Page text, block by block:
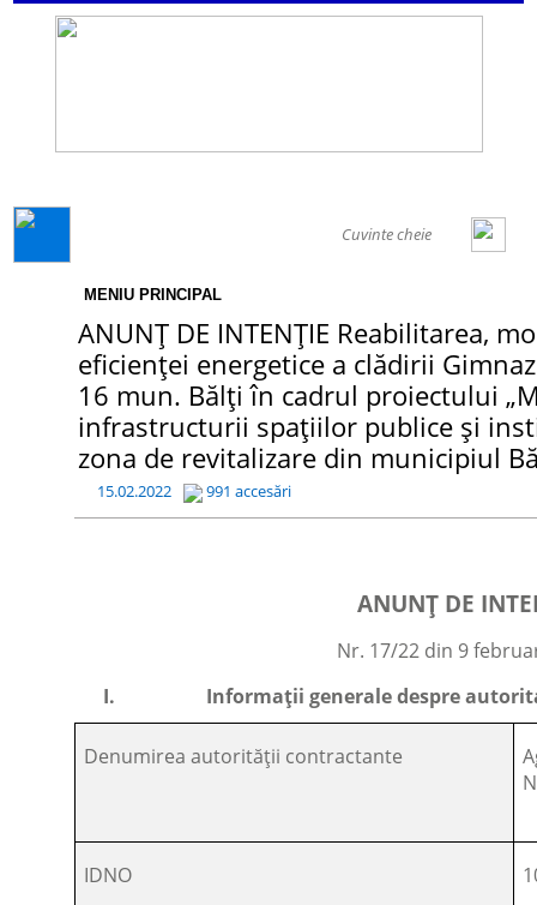
MENIU PRINCIPAL
ANUNȚ DE INTENȚIE Reabilitarea,
eficienței energetice a clădirii
16 mun. Bălți în cadrul proiectului
infrastructurii spațiilor publice și
zona de revitalizare din municipiul
15.02.2022 991 accesări
ANUNȚ DE
Nr. 17/22 din 9
I.
Informații generale despre
Denumirea autorității contractante
IDNO